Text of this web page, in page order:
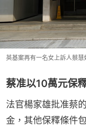
英基案再有一名女上訴人蔡
蔡准以10萬元保
法官楊家雄批准蔡
金，其他保釋條件